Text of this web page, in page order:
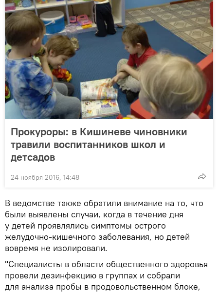
Прокуроры: в Кишиневе чиновники
травили воспитанников школ и
детсадов
24 ноября 2016, 14:48
В ведомстве также обратили внимание на то, что
были выявлены случаи, когда в течение дня
у детей проявлялись симптомы острого
желудочно-кишечного заболевания, но детей
вовремя не изолировали.
"Специалисты в области общественного здоровья
провели дезинфекцию в группах и собрали
для анализа пробы в продовольственном блоке,